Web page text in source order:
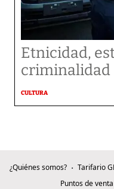
Etnicidad,
criminalidad
CULTURA
¿Quiénes somos? Tarifario
Puntos de venta